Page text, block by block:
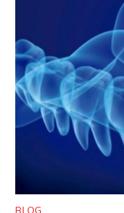
BLOG